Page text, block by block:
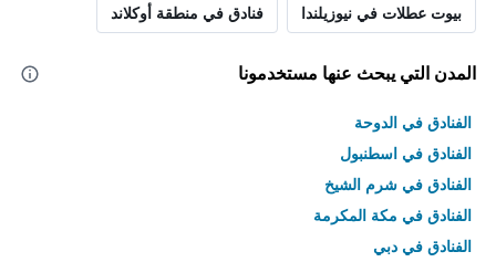
بيوت عطلات في نيوزيلندا فنادق في منطقة أوكلاند
المدن التي يبحث عنها مستخدمونا
الفنادق في الدوحة
الفنادق في اسطنبول
الفنادق في شرم الشيخ
الفنادق في مكة المكرمة
الفنادق في دبي